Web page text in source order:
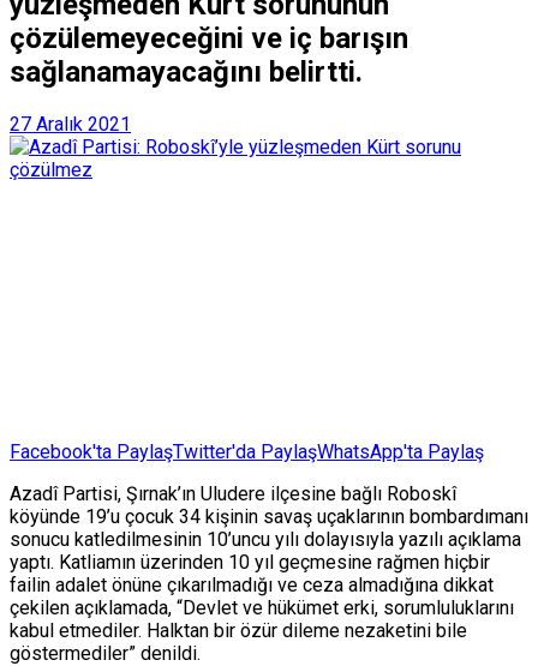
çözülemeyeceğini ve iç barışın
sağlanamayacağını belirtti.
27 Aralık 2021
Facebook'ta PaylaşTwitter'da PaylaşWhatsApp'ta Paylaş
Azadî Partisi, Şırnak’ın Uludere ilçesine bağlı Roboskî
köyünde 19’u çocuk 34 kişinin savaş uçaklarının bombardımanı
sonucu katledilmesinin 10’uncu yılı dolayısıyla yazılı açıklama
yaptı. Katliamın üzerinden 10 yıl geçmesine rağmen hiçbir
failin adalet önüne çıkarılmadığı ve ceza almadığına dikkat
çekilen açıklamada, “Devlet ve hükümet erki, sorumluluklarını
kabul etmediler. Halktan bir özür dileme nezaketini bile
göstermediler” denildi.